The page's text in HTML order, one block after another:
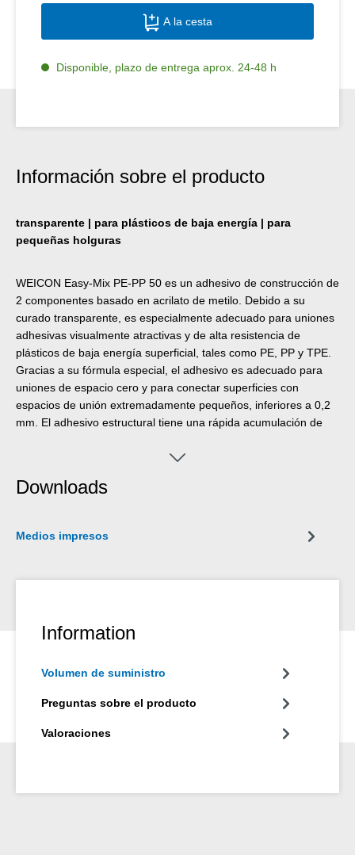
A la cesta
Disponible, plazo de entrega aprox. 24-48 h
Información sobre el producto
transparente | para plásticos de baja energía | para
pequeñas holguras
WEICON Easy-Mix PE-PP 50 es un adhesivo de construcción de
2 componentes basado en acrilato de metilo. Debido a su
curado transparente, es especialmente adecuado para uniones
adhesivas visualmente atractivas y de alta resistencia de
plásticos de baja energía superficial, tales como PE, PP y TPE.
Gracias a su fórmula especial, el adhesivo es adecuado para
uniones de espacio cero y para conectar superficies con
espacios de unión extremadamente pequeños, inferiores a 0,2
mm. El adhesivo estructural tiene una rápida acumulación de
envejecimiento, a los productos químicos y ligeramente
una resistencia a la manipulación de doce minutos. Se aplica
integrada. La Pistola Dosificadora Easy-Mix D 50 es necesaria
Downloads
Medios impresos
Information
Volumen de suministro
Preguntas sobre el producto
Valoraciones